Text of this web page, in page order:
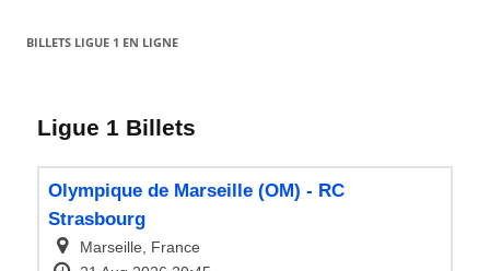
BILLETS LIGUE 1 EN LIGNE